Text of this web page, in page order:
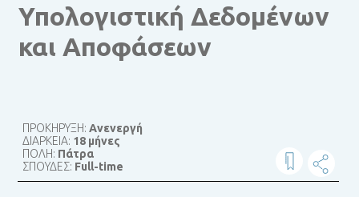
Υπολογιστική Δεδομένων
και Αποφάσεων
ΠΡΟΚΗΡΥΞΗ:Ανενεργή
ΔΙΑΡΚΕΙΑ: 18 μήνες
ΠΟΛΗ: Πάτρα
ΣΠΟΥΔΕΣ: Full-time